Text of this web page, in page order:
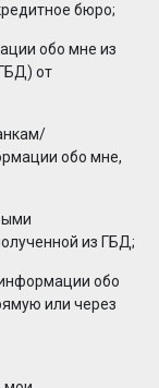
бюро;
обо мне из
от
обо мне,
из ГБД;
обо
или через